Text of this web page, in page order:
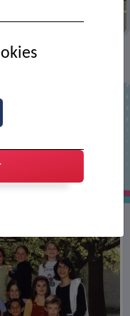
documentaires